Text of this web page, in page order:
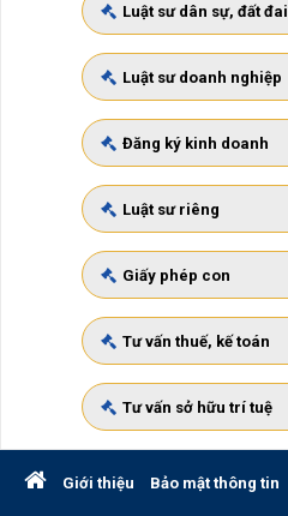
Luật sư dân sự, đất đai
Luật sư doanh nghiệp
Đăng ký kinh doanh
Luật sư riêng
Giấy phép con
Tư vấn thuế, kế toán
Tư vấn sở hữu trí tuệ
Giới thiệu Bảo mật thông tin